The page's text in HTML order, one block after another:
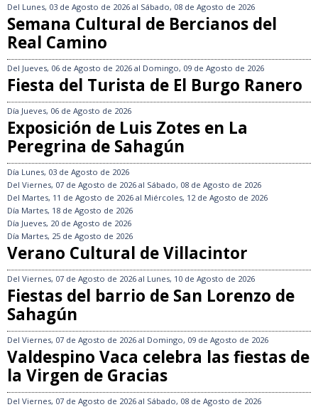
Del Lunes, 03 de Agosto de 2026 al Sábado, 08 de Agosto de 2026
Semana Cultural de Bercianos del
Real Camino
Del Jueves, 06 de Agosto de 2026 al Domingo, 09 de Agosto de 2026
Fiesta del Turista de El Burgo Ranero
Día Jueves, 06 de Agosto de 2026
Exposición de Luis Zotes en La
Peregrina de Sahagún
Día Lunes, 03 de Agosto de 2026
Del Viernes, 07 de Agosto de 2026 al Sábado, 08 de Agosto de 2026
Del Martes, 11 de Agosto de 2026 al Miércoles, 12 de Agosto de 2026
Día Martes, 18 de Agosto de 2026
Día Jueves, 20 de Agosto de 2026
Día Martes, 25 de Agosto de 2026
Verano Cultural de Villacintor
Del Viernes, 07 de Agosto de 2026 al Lunes, 10 de Agosto de 2026
Fiestas del barrio de San Lorenzo de
Sahagún
Del Viernes, 07 de Agosto de 2026 al Domingo, 09 de Agosto de 2026
Valdespino Vaca celebra las fiestas de
la Virgen de Gracias
Del Viernes, 07 de Agosto de 2026 al Sábado, 08 de Agosto de 2026